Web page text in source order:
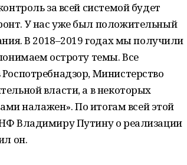
за всей системой будет
У нас уже был положительный
В 2018–2019 годах мы получили
остроту темы. Все
Министерство
власти, а в некоторых
налажен». По итогам всей этой
Владимиру Путину о реализации
он.